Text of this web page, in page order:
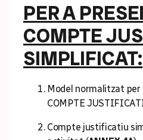
PER A
COMPTE
SIMPLIFICAT:
Model normalitzat
COMPTE
Compte justificatiu